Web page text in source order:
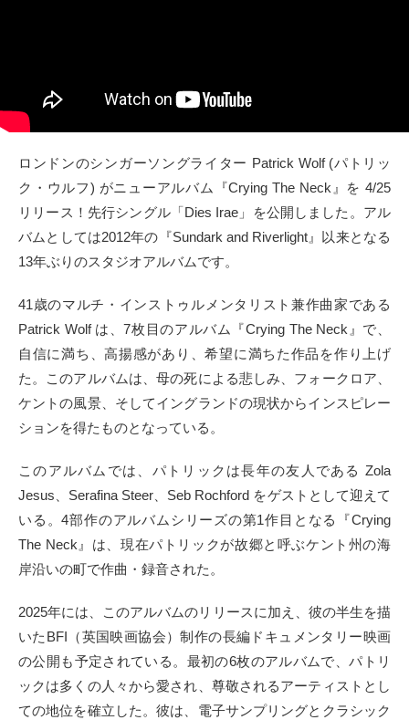
SOCIAL
Twitter
Facebook
instagram
Tumblr
Soundcloud
to indienative
ロンドンのシンガーソングライター Patrick Wolf (パトリッ
ク・ウルフ) がニューアルバム『Crying The Neck』を 4/25
リリース！先行シングル「Dies Irae」を公開しました。アル
バムとしては2012年の『Sundark and Riverlight』以来となる
13年ぶりのスタジオアルバムです。
41歳のマルチ・インストゥルメンタリスト兼作曲家である
Patrick Wolf は、7枚目のアルバム『Crying The Neck』で、
自信に満ち、高揚感があり、希望に満ちた作品を作り上げ
た。このアルバムは、母の死による悲しみ、フォークロア、
ケントの風景、そしてイングランドの現状からインスピレー
ションを得たものとなっている。
このアルバムでは、パトリックは長年の友人である Zola
Jesus、Serafina Steer、Seb Rochford をゲストとして迎えて
いる。4部作のアルバムシリーズの第1作目となる『Crying
The Neck』は、現在パトリックが故郷と呼ぶケント州の海
岸沿いの町で作曲・録音された。
2025年には、このアルバムのリリースに加え、彼の半生を描
いたBFI（英国映画協会）制作の長編ドキュメンタリー映画
の公開も予定されている。最初の6枚のアルバムで、パトリ
ックは多くの人々から愛され、尊敬されるアーティストとし
ての地位を確立した。彼は、電子サンプリングとクラシック